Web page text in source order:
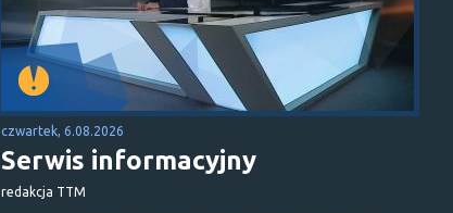
czwartek, 6.08.2026
Serwis informacyjny
redakcja TTM